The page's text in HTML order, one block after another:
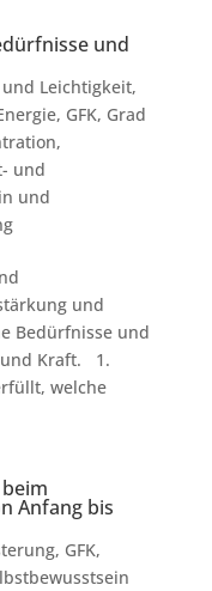
und
und Leichtigkeit,
, GFK, Grad
,
und
und
und
Bedürfnisse und
Kraft. 1.
welche
Anfang bis
, GFK,